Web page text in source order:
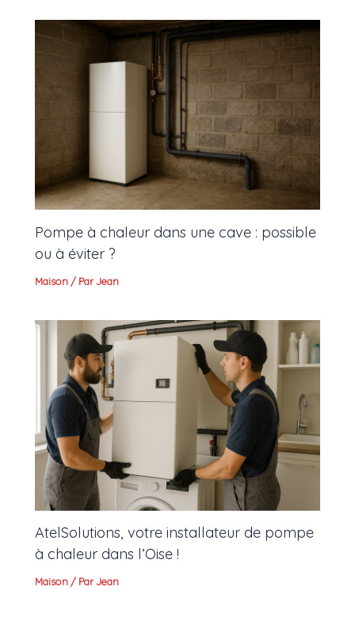
Pompe à chaleur dans une cave : possible
ou à éviter ?
Maison / ParJean
AtelSolutions, votre installateur de pompe
à chaleur dans l’Oise !
Maison / ParJean